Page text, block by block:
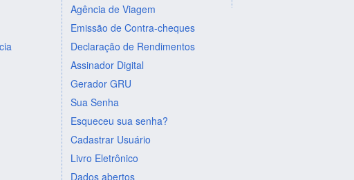
Agência de Viagem
Emissão de Contra-cheques
Declaração de Rendimentos
Assinador Digital
Gerador GRU
Sua Senha
Esqueceu sua senha?
Cadastrar Usuário
Livro Eletrônico
Dados abertos